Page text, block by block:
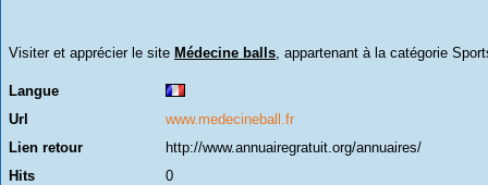
Visiter et apprécier le site Médecine balls, appartenant à la catégorie
Langue
Url
www.medecineball.fr
Lien retour
http://www.annuairegratuit.org/annuaires/
Hits
0